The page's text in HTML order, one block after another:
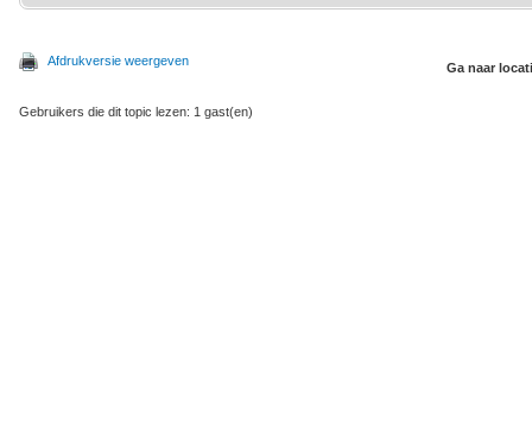
Afdrukversie weergeven Ga naar
Gebruikers die dit topic lezen: 1 gast(en)